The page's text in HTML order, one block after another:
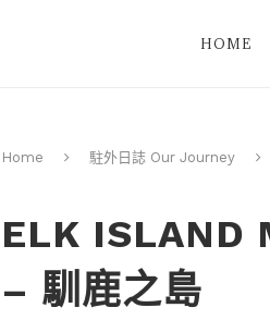
HOME
Home 駐外日誌 Our Journey
ELK ISLAND
– 馴鹿之島